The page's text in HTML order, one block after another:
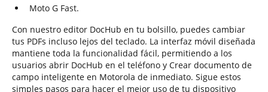
Moto G Fast.
Con nuestro editor DocHub en tu bolsillo, puedes cambiar
tus PDFs incluso lejos del teclado. La interfaz móvil diseñada
mantiene toda la funcionalidad fácil, permitiendo a los
usuarios abrir DocHub en el teléfono y Crear documento de
campo inteligente en Motorola de inmediato. Sigue estos
simples pasos para hacer el mejor uso de tu dispositivo